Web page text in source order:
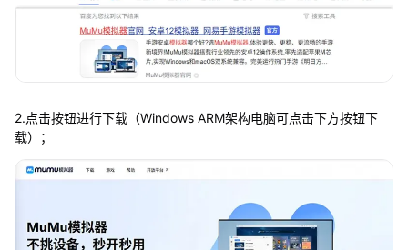
2.点击按钮进行下载（Windows ARM架构电脑可点击下方按钮下
载）；